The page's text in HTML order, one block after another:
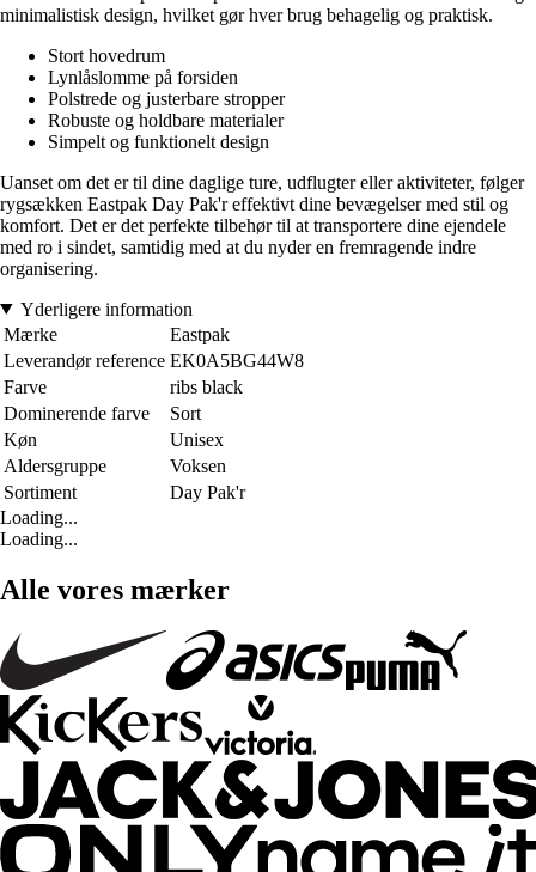
minimalistisk design, hvilket gør hver brug behagelig og praktisk.
Stort hovedrum
Lynlåslomme på forsiden
Polstrede og justerbare stropper
Robuste og holdbare materialer
Simpelt og funktionelt design
Uanset om det er til dine daglige ture, udflugter eller aktiviteter, følger
rygsækken Eastpak Day Pak'r effektivt dine bevægelser med stil og
komfort. Det er det perfekte tilbehør til at transportere dine ejendele
med ro i sindet, samtidig med at du nyder en fremragende indre
organisering.
Yderligere information
Mærke
Eastpak
Leverandør reference EK0A5BG44W8
Farve
ribs black
Dominerende farve
Sort
Køn
Unisex
Aldersgruppe
Voksen
Sortiment
Day Pak'r
Loading...
Loading...
Alle vores mærker